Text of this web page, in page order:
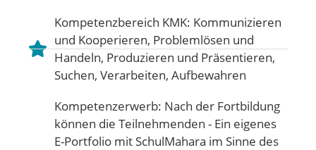
Kompetenzbereich KMK: Kommunizieren
und Kooperieren, Problemlösen und
Handeln, Produzieren und Präsentieren,
Suchen, Verarbeiten, Aufbewahren
Kompetenzerwerb: Nach der Fortbildung
können die Teilnehmenden - Ein eigenes
E-Portfolio mit SchulMahara im Sinne des